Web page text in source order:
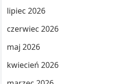
lipiec 2026
czerwiec 2026
maj 2026
kwiecień 2026